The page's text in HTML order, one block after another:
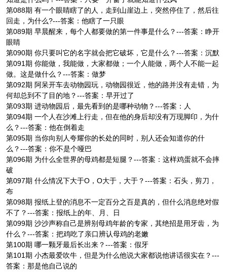
第088期 有一个眼睛瞎了的人，走到山崖边上，突然停住了，然后往
回走，为什么?---答案：他瞎了一只眼
第089期 早晨醒来，每个人都要做的第一件事是什么？---答案：睁开
眼睛
第090期 你只要叫它的名字就会把它破坏，它是什么？---答案：沉默
第091期 你能做，我能做，大家都做；一个人能做，两个人不能一起
做。这是做什么？---答案：做梦
第092期 阿呆开车去动物园玩，动物园很近，他的路并没有走错，为
何却总到不了目的地？---答案：早开过了
第093期 进动物园后，最先看到的是哪种动物？---答案：人
第094期 一个人在沙滩上行走，但在他的身后却没有万现脚印，为什
么？---答案：他在倒着走
第095期 当你向别人夸耀你的长处的同时，别人还会知道你的什
么？---答案：你不是个哑巴
第096期 为什么全世界的母鸡都是短腿？---答案：这样鸡蛋就不会摔
破
第097期 什么情况下大于O，O大于，大于？---答案：石头，剪刀，
布
第098期 报纸上登的消息不一定百分之百是真的，但什么消息绝对假
不了？---答案：报纸上的年、月、日
第099期 沙沙声称自己是辨别母鸡年龄的专家，其绝招是用牙齿，为
什么？---答案：把鸡吃了亲口辨认母鸡的老嫩
第100期 哪一颗牙最后长出来？---答案：假牙
第101期 小杰最爱吹牛，但是为什么他说大家都说他讲话很实在？---
答案：那是他自己说的